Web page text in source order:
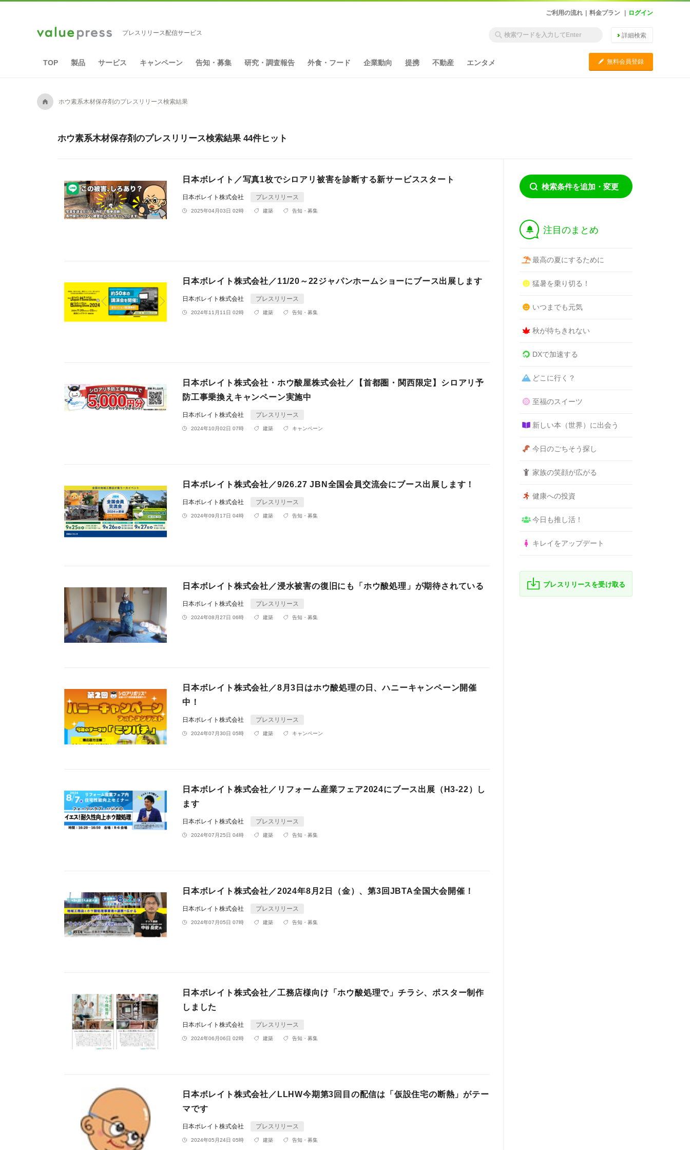
ご利用の流れ 料金プラン ログイン
プレスリリース配信サービス 詳細検索
TOP 製品 サービス キャンペーン 告知・募集 研究・調査報告 外食・フード 企業動向 提携 不動産 エンタメ C 無料会員登録
A ホウ素系木材保存剤のプレスリリース検索結果
ホウ素系木材保存剤のプレスリリース検索結果 44件ヒット
日本ボレイト／写真1枚でシロアリ被害を診断する新サービススタート
日本ボレイト株式会社 プレスリリース
2025年04月03日 02時 建築 告知・募集
日本ボレイト株式会社／11/20～22ジャパンホームショーにブース出展します
日本ボレイト株式会社 プレスリリース
2024年11月11日 02時 建築 告知・募集
日本ボレイト株式会社・ホウ酸屋株式会社／【首都圏・関西限定】シロアリ予
防工事乗換えキャンペーン実施中
日本ボレイト株式会社 プレスリリース
2024年10月02日 07時 建築 キャンペーン
日本ボレイト株式会社／9/26.27 JBN全国会員交流会にブース出展します！
日本ボレイト株式会社 プレスリリース
2024年09月17日 04時 建築 告知・募集
日本ボレイト株式会社／浸水被害の復旧にも「ホウ酸処理」が期待されている
日本ボレイト株式会社 プレスリリース
2024年08月27日 06時 建築 告知・募集
日本ボレイト株式会社／8月3日はホウ酸処理の日、ハニーキャンペーン開催
中！
日本ボレイト株式会社 プレスリリース
2024年07月30日 05時 建築 キャンペーン
日本ボレイト株式会社／リフォーム産業フェア2024にブース出展（H3-22）し
ます
日本ボレイト株式会社 プレスリリース
2024年07月25日 04時 建築 告知・募集
日本ボレイト株式会社／2024年8月2日（金）、第3回JBTA全国大会開催！
日本ボレイト株式会社 プレスリリース
2024年07月05日 07時 建築 告知・募集
日本ボレイト株式会社／工務店様向け「ホウ酸処理で」チラシ、ポスター制作
しました
日本ボレイト株式会社 プレスリリース
2024年06月06日 02時 建築 告知・募集
日本ボレイト株式会社／LLHW今期第3回目の配信は「仮設住宅の断熱」がテー
マです
日本ボレイト株式会社 プレスリリース
2024年05月24日 05時 建築 告知・募集
検索条件を追加・変更
† 注目のまとめ
最高の夏にするために
猛暑を乗り切る！
いつまでも元気
秋が待ちきれない
DXで加速する
どこに行く？
至福のスイーツ
新しい本（世界）に出会う
今日のごちそう探し
家族の笑顔が広がる
健康への投資
今日も推し活！
キレイをアップデート
プレスリリースを受け取る